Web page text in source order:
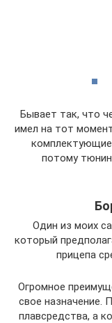
Бывает так, что
имел на тот
потому
Один из моих
который
прицепа
Огромное
свое назначение.
плавсредства, а